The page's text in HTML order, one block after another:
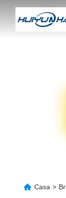
Casa >